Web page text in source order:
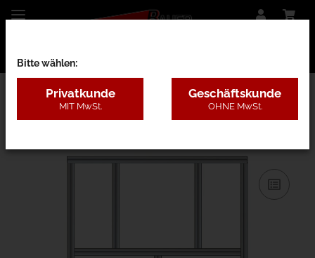
31AC - B=1,3-2m, H=3,1-5m
Bitte wählen:
Privatkunde
MIT MwSt.
Geschäftskunde
OHNE MwSt.